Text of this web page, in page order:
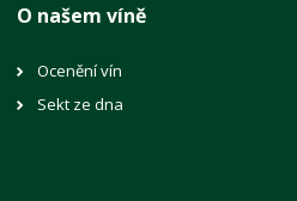
O našem víně
Ocenění vín
Sekt ze dna